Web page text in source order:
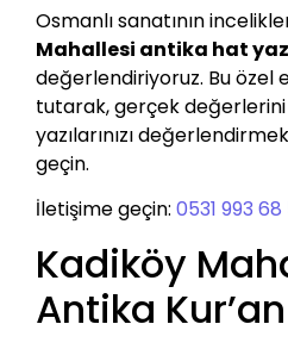
Osmanlı sanatının
Mahallesi antika hat
değerlendiriyoruz. Bu özel
tutarak, gerçek
yazılarınızı
geçin.
İletişime geçin: 0531 993 68
Kadiköy
Antika Kur’an